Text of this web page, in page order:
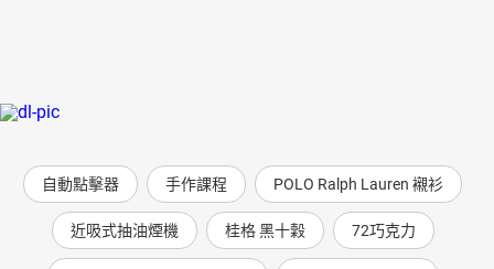
自動點擊器 手作課程 POLO Ralph Lauren 襯衫
近吸式抽油煙機 桂格 黑十穀 72巧克力